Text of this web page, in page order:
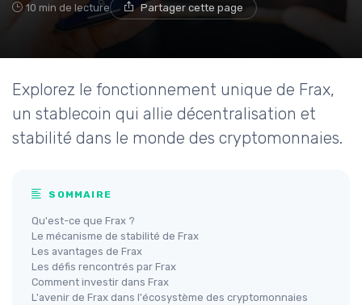
10 min de lecture Partager cette page
Explorez le fonctionnement unique de Frax,
un stablecoin qui allie décentralisation et
stabilité dans le monde des cryptomonnaies.
SOMMAIRE
Qu'est-ce que Frax ?
Le mécanisme de stabilité de Frax
Les avantages de Frax
Les défis rencontrés par Frax
Comment investir dans Frax
L'avenir de Frax dans l'écosystème des cryptomonnaies